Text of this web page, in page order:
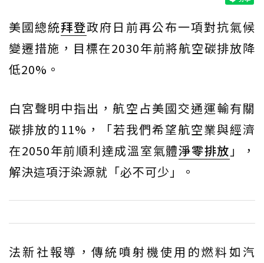
美國總統拜登政府日前再公布一項對抗氣候
變遷措施，目標在2030年前將航空碳排放降
低20%。
白宮聲明中指出，航空占美國交通運輸有關
碳排放的11%，「若我們希望航空業與經濟
在2050年前順利達成溫室氣體淨零排放 」，
解決這項汙染源就「必不可少」。
法新社報導，傳統噴射機使用的燃料如汽